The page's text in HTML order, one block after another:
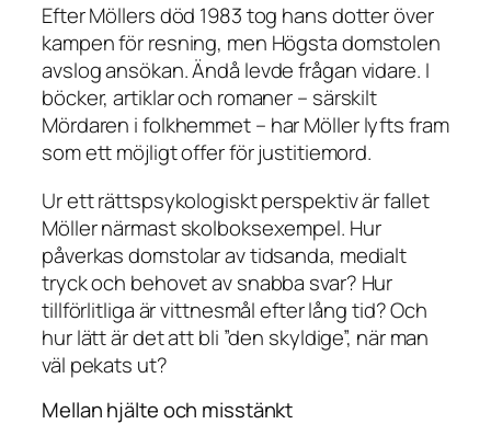
Efter Möllers död 1983 tog hans dotter över
kampen för resning, men Högsta domstolen
avslog ansökan. Ändå levde frågan vidare. I
böcker, artiklar och romaner – särskilt
Mördaren i folkhemmet– har Möller lyfts fram
som ett möjligt offer för justitiemord.
Ur ett rättspsykologiskt perspektiv är fallet
Möller närmast skolboksexempel. Hur
påverkas domstolar av tidsanda, medialt
tryck och behovet av snabba svar? Hur
tillförlitliga är vittnesmål efter lång tid? Och
hur lätt är det att bli ”den skyldige”, när man
väl pekats ut?
Mellan hjälte och misstänkt